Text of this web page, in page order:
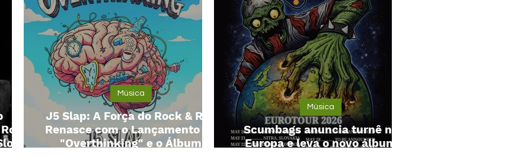
J5 Slap: A Força do Rock & Roll
Renasce com o Lançamento de
"Overthinking" e o Álbum
Música
Scumbags anuncia turnê na
Europa e leva o novo álbum
Música